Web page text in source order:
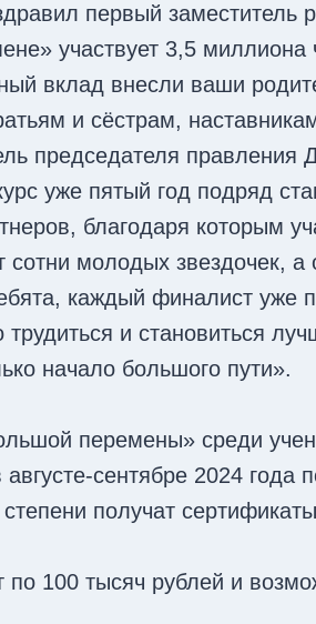
первый
участвует 3,5
вклад внесли ваши
и сёстрам,
председателя
уже пятый год подряд
благодаря которым
молодых звездочек, а
каждый финалист уже
и становиться
начало большого пути».
перемены» среди
сентябре 2024
получат
по 100 тысяч рублей и